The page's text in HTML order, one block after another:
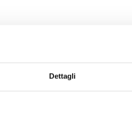
Dettagli
parlando -
approfondiscono i temi